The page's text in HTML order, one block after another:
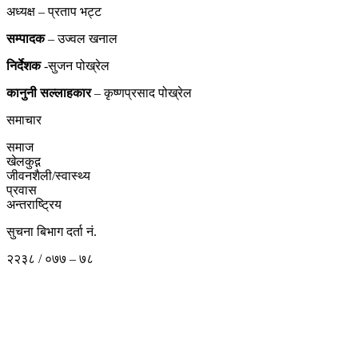
अध्यक्ष – प्रताप भट्ट
सम्पादक– उज्वल खनाल
निर्देशक-सुजन पोख्रेल
कानुनी सल्लाहकार– कृष्णप्रसाद पोख्रेल
समाचार
समाज
खेलकुद़़
जीवनशैली/स्वास्थ्य
प्रवास
अन्तराष्ट्रिय
सुचना बिभाग दर्ता नं.
२२३८ / ०७७ – ७८